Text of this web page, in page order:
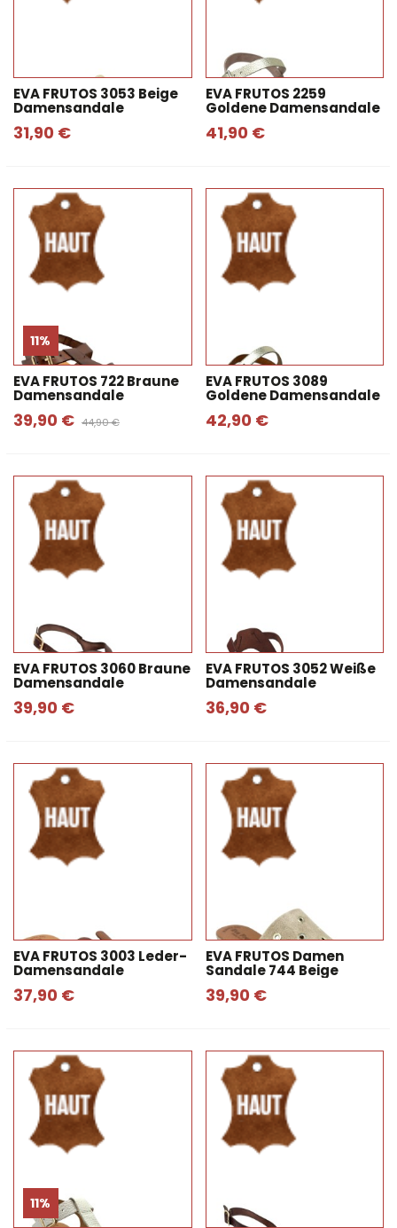
EVA FRUTOS 3053 Beige
Damensandale
31,90 €
EVA FRUTOS 2259
Goldene Damensandale
41,90 €
11%
EVA FRUTOS 722 Braune
Damensandale
39,90 € 44,90 €
EVA FRUTOS 3089
Goldene Damensandale
42,90 €
EVA FRUTOS 3060 Braune
Damensandale
39,90 €
EVA FRUTOS 3052 Weiße
Damensandale
36,90 €
EVA FRUTOS 3003 Leder-
Damensandale
37,90 €
EVA FRUTOS Damen
Sandale 744 Beige
39,90 €
11%